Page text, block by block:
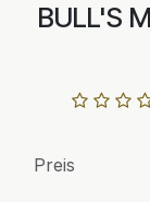
BULL'S
Preis